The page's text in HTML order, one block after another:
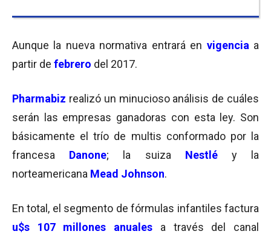
Aunque la nueva normativa entrará en vigencia a
partir de febrero del 2017.
Pharmabiz realizó un minucioso análisis de cuáles
serán las empresas ganadoras con esta ley. Son
básicamente el trío de multis conformado por la
francesa Danone; la suiza Nestléy la
norteamericana Mead Johnson.
En total, el segmento de fórmulas infantiles factura
u$s 107 millones anuales
a través del canal